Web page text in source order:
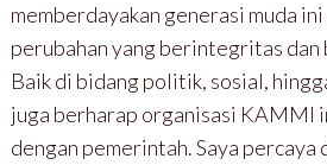
memberdayakan generasi muda
perubahan yang berintegritas dan
Baik di bidang politik, sosial,
juga berharap organisasi KAMMI
dengan pemerintah. Saya percaya